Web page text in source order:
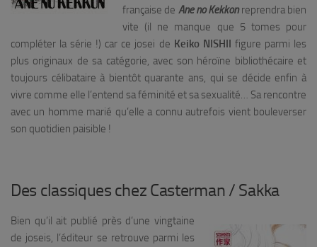
française de Ane no Kekkonreprendra bien
vite (il ne manque que 5 tomes pour
compléter la série !) car ce josei de Keiko NISHII figure parmi les
plus originaux de sa catégorie, avec son héroïne bibliothécaire et
toujours célibataire à bientôt quarante ans, qui se décide enfin à
vivre comme elle l’entend sa féminité et sa sexualité… Sa rencontre
avec un homme marié qu’elle a connu autrefois vient bouleverser
son quotidien paisible !
Des classiques chez Casterman / Sakka
Bien qu’il ait publié près d’une vingtaine
de joseis, l’éditeur se retrouve parmi les